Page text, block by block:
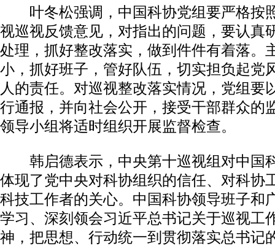
叶冬松强调，中国科协党组要严格按
视巡视反馈意见，对指出的问题，要认真
处理，抓好整改落实，做到件件有着落。
小，抓好班子，管好队伍，切实担负起党
人的责任。对巡视整改落实情况，党组要
行通报，并向社会公开，接受干部群众的
领导小组将适时组织开展监督检查。
韩启德表示，中央第十巡视组对中国
体现了党中央对科协组织的信任、对科协
科技工作者的关心。中国科协领导班子和
学习、深刻领会习近平总书记关于巡视工
神，把思想、行动统一到贯彻落实总书记